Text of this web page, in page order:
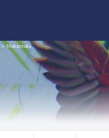
Makantaka